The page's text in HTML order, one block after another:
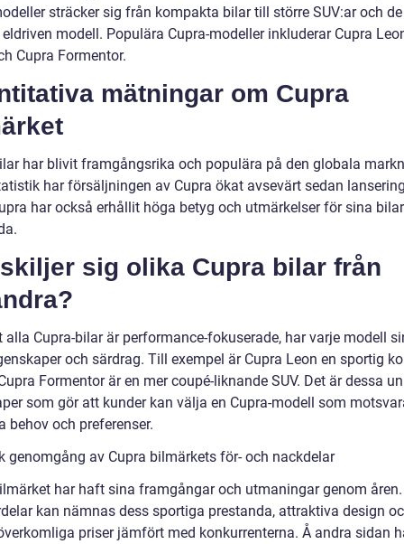
sträcker sig från kompakta bilar till större SUV:ar och
modell. Populära Cupra-modeller inkluderar Cupra
Cupra Formentor.
mätningar om Cupra
har blivit framgångsrika och populära på den globala
har försäljningen av Cupra ökat avsevärt sedan
har också erhållit höga betyg och utmärkelser för sina
sig olika Cupra bilar från
alla Cupra-bilar är performance-fokuserade, har varje modell
och särdrag. Till exempel är Cupra Leon en sportig
Formentor är en mer coupé-liknande SUV. Det är dessa
som gör att kunder kan välja en Cupra-modell som
behov och preferenser.
genomgång av Cupra bilmärkets för- och nackdelar
har haft sina framgångar och utmaningar genom
kan nämnas dess sportiga prestanda, attraktiva design
priser jämfört med konkurrenterna. Å andra sidan